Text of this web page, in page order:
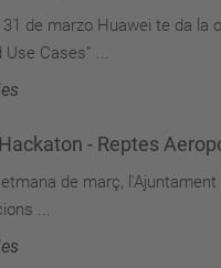
de marzo Huawei te da la
Cases” ...
- Reptes
de març,
...